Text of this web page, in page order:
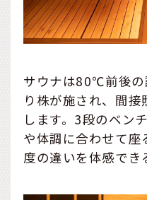
サウナは80℃前後の
り株が施され、間
します。3段のベン
や体調に合わせて座
度の違いを体感でき